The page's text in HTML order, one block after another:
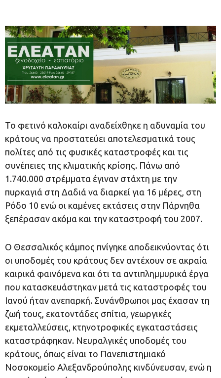
Το φετινό καλοκαίρι αναδείχθηκε η αδυναμία του
κράτους να προστατεύει αποτελεσματικά τους
πολίτες από τις φυσικές καταστροφές και τις
συνέπειες της κλιματικής κρίσης. Πάνω από
1.740.000 στρέμματα έγιναν στάχτη με την
πυρκαγιά στη Δαδιά να διαρκεί για 16 μέρες, στη
Ρόδο 10 ενώ οι καμένες εκτάσεις στην Πάρνηθα
ξεπέρασαν ακόμα και την καταστροφή του 2007.
Ο Θεσσαλικός κάμπος πνίγηκε αποδεικνύοντας ότι
οι υποδομές του κράτους δεν αντέχουν σε ακραία
καιρικά φαινόμενα και ότι τα αντιπλημμυρικά έργα
που κατασκευάστηκαν μετά τις καταστροφές του
Ιανού ήταν ανεπαρκή. Συνάνθρωποι μας έχασαν τη
ζωή τους, εκατοντάδες σπίτια, γεωργικές
εκμεταλλεύσεις, κτηνοτροφικές εγκαταστάσεις
καταστράφηκαν. Νευραλγικές υποδομές του
κράτους, όπως είναι το Πανεπιστημιακό
Νοσοκομείο Αλεξανδρούπολης κινδύνευσαν, ενώ η